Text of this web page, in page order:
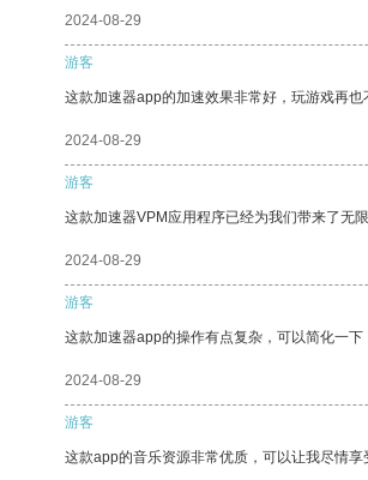
2024-08-29
游客
这款加速器app的加速效果非常好，玩游戏再
2024-08-29
游客
这款加速器VPM应用程序已经为我们带来了无限
2024-08-29
游客
这款加速器app的操作有点复杂，可以简化一下
2024-08-29
游客
这款app的音乐资源非常优质，可以让我尽情享